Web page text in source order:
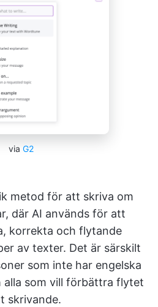
via G2
metod för att skriva om
där AI används för att
korrekta och flytande
av texter. Det är särskilt
som inte har engelska
alla som vill förbättra flytet
skrivande.